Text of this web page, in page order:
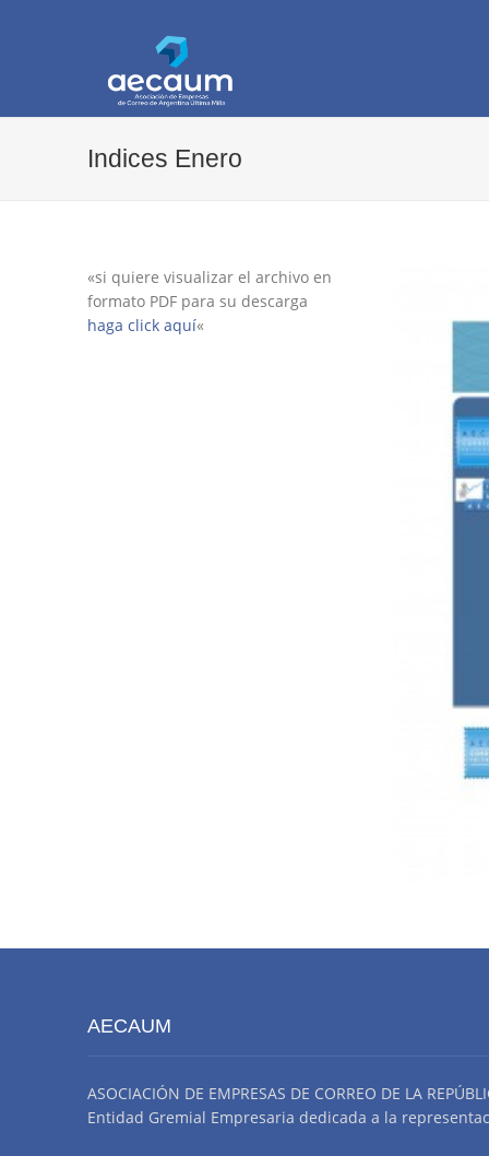
Indices Enero
«si quiere visualizar el archivo en
formato PDF para su descarga
haga click aquí«
AECAUM
ASOCIACIÓN DE EMPRESAS DE CORREO DE LA
Entidad Gremial Empresaria dedicada a la